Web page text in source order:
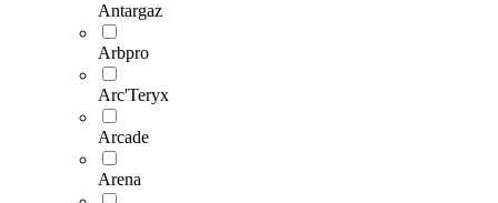
Antargaz
Arbpro
Arc'Teryx
Arcade
Arena